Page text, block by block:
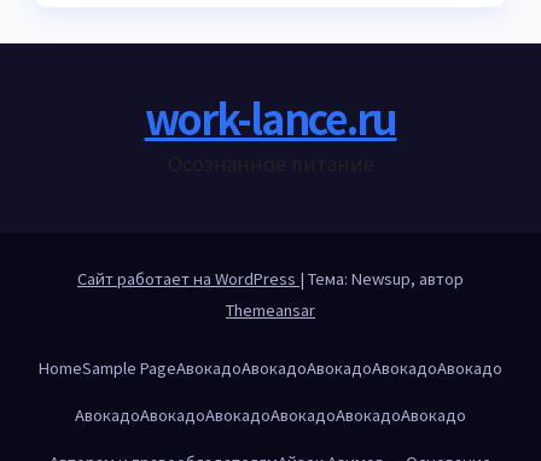
work-lance.ru
Сайт работает на WordPress | Тема: Newsup, автор
Themeansar
HomeSample PageАвокадоАвокадоАвокадоАвокадоАвокадо
АвокадоАвокадоАвокадоАвокадоАвокадоАвокадо